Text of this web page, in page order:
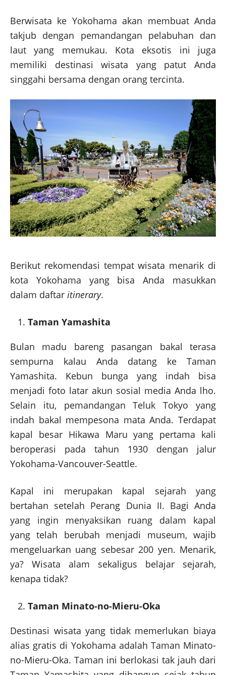
Berwisata ke Yokohama akan membuat Anda
takjub dengan pemandangan pelabuhan dan
laut yang memukau. Kota eksotis ini juga
memiliki destinasi wisata yang patut Anda
singgahi bersama dengan orang tercinta.
Berikut rekomendasi tempat wisata menarik di
kota Yokohama yang bisa Anda masukkan
dalam daftar itinerary.
Taman Yamashita
Bulan madu bareng pasangan bakal terasa
sempurna kalau Anda datang ke Taman
Yamashita. Kebun bunga yang indah bisa
menjadi foto latar akun sosial media Anda lho.
Selain itu, pemandangan Teluk Tokyo yang
indah bakal mempesona mata Anda. Terdapat
kapal besar Hikawa Maru yang pertama kali
beroperasi pada tahun 1930 dengan jalur
Yokohama-Vancouver-Seattle.
Kapal ini merupakan kapal sejarah yang
bertahan setelah Perang Dunia II. Bagi Anda
yang ingin menyaksikan ruang dalam kapal
yang telah berubah menjadi museum, wajib
mengeluarkan uang sebesar 200 yen. Menarik,
ya? Wisata alam sekaligus belajar sejarah,
kenapa tidak?
Taman Minato-no-Mieru-Oka
Destinasi wisata yang tidak memerlukan biaya
alias gratis di Yokohama adalah Taman Minato-
no-Mieru-Oka. Taman ini berlokasi tak jauh dari